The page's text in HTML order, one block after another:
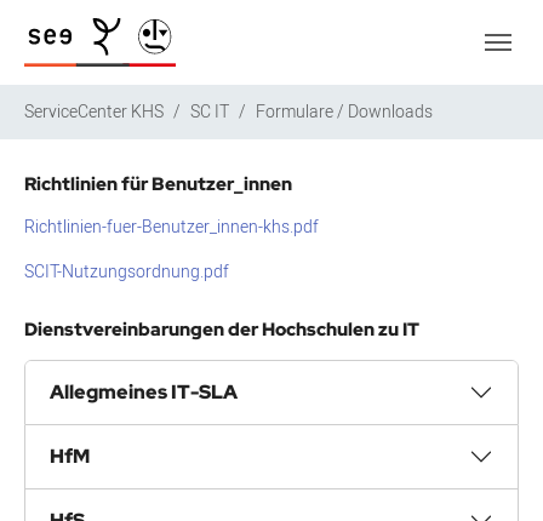
ServiceCenter KHS SC IT Formulare / Downloads
Richtlinien für Benutzer_innen
Richtlinien-fuer-Benutzer_innen-khs.pdf
SCIT-Nutzungsordnung.pdf
Dienstvereinbarungen der Hochschulen zu IT
Allegmeines IT-SLA
HfM